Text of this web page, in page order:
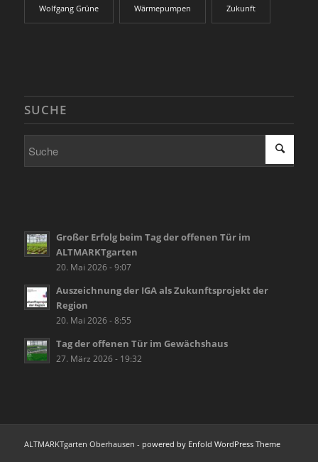
Wolfgang Grüne Wärmepumpen Zukunft
SUCHE
Großer Erfolg beim Tag der offenen Tür im
ALTMARKTgarten
20. Mai 2026 - 9:07
Auszeichnung der IGA als Zukunftsprojekt der
Region
20. Mai 2026 - 8:55
Tag der offenen Tür im Gewächshaus
27. März 2026 - 19:32
ALTMARKTgarten Oberhausen - powered by Enfold WordPress Theme